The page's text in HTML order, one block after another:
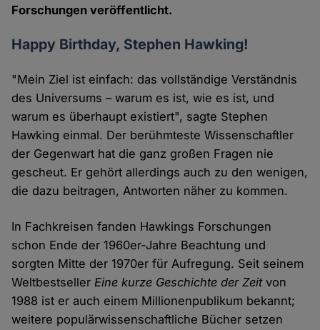
Forschungen veröffentlicht.
Happy Birthday, Stephen Hawking!
"Mein Ziel ist einfach: das vollständige Verständnis
des Universums – warum es ist, wie es ist, und
warum es überhaupt existiert", sagte Stephen
Hawking einmal. Der berühmteste Wissenschaftler
der Gegenwart hat die ganz großen Fragen nie
gescheut. Er gehört allerdings auch zu den wenigen,
die dazu beitragen, Antworten näher zu kommen.
In Fachkreisen fanden Hawkings Forschungen
schon Ende der 1960er-Jahre Beachtung und
sorgten Mitte der 1970er für Aufregung. Seit seinem
WeltbestsellerEine kurze Geschichte der Zeitvon
1988 ist er auch einem Millionenpublikum bekannt;
weitere populärwissenschaftliche Bücher setzen